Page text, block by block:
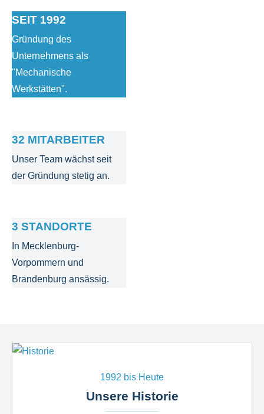
SEIT 1992
Gründung des
Unternehmens als
"Mechanische
Werkstätten".
32 MITARBEITER
Unser Team wächst seit
der Gründung stetig an.
3 STANDORTE
In Mecklenburg-
Vorpommern und
Brandenburg ansässig.
1992 bis Heute
Unsere Historie